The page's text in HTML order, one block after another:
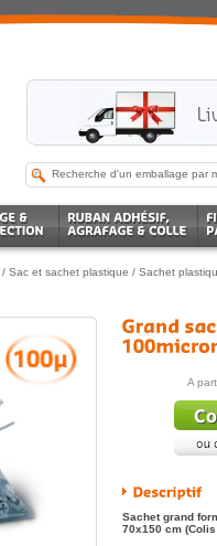
/ Sac et sachet plastique / Sachet
A
Sachet grand
70x150 cm